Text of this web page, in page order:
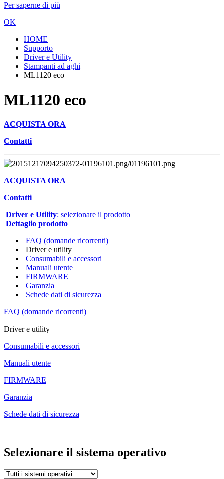
Per saperne di più
OK
HOME
Supporto
Driver e Utility
Stampanti ad aghi
ML1120 eco
ML1120 eco
ACQUISTA ORA
Contatti
ACQUISTA ORA
Contatti
Driver e Utility: selezionare il prodotto
Dettaglio prodotto
FAQ (domande ricorrenti)
Driver e utility
Consumabili e accessori
Manuali utente
FIRMWARE
Garanzia
Schede dati di sicurezza
FAQ (domande ricorrenti)
Driver e utility
Consumabili e accessori
Manuali utente
FIRMWARE
Garanzia
Schede dati di sicurezza
Selezionare il sistema operativo